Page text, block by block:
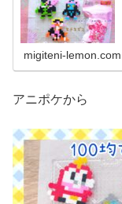
migiteni-lemon.com
アニポケから